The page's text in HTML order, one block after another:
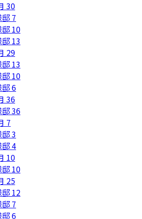
30
邸 7
邸 10
邸 13
29
邸 13
邸 10
邸6
36
邸36
7
邸3
邸4
10
邸 10
25
邸 12
邸 7
邸6